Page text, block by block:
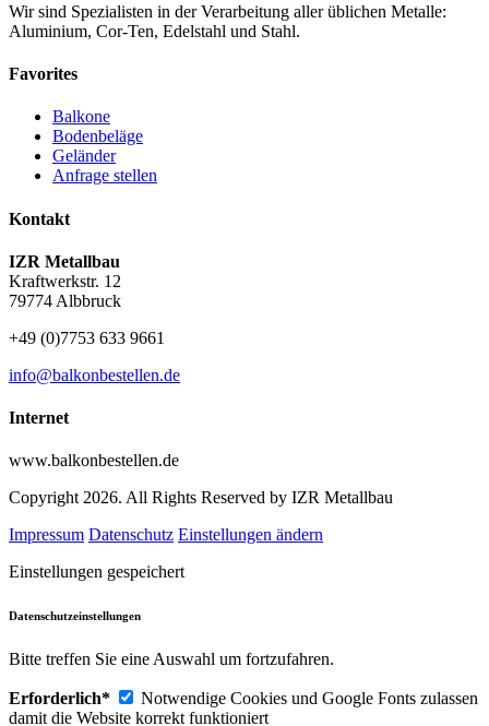
Wir sind Spezialisten in der Verarbeitung aller üblichen Metalle:
Aluminium, Cor-Ten, Edelstahl und Stahl.
Favorites
Balkone
Bodenbeläge
Geländer
Anfrage stellen
Kontakt
IZR Metallbau
Kraftwerkstr. 12
79774 Albbruck
+49 (0)7753 633 9661
info@balkonbestellen.de
Internet
www.balkonbestellen.de
Copyright 2026. All Rights Reserved by IZR Metallbau
Impressum Datenschutz Einstellungen ändern
Einstellungen gespeichert
Datenschutzeinstellungen
Bitte treffen Sie eine Auswahl um fortzufahren.
Erforderlich*
Notwendige Cookies und Google Fonts zulassen
damit die Website korrekt funktioniert